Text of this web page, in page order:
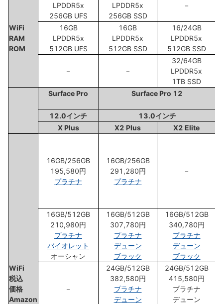
WiFi
RAM
ROM
LPDDR5x
256GB UFS
LPDDR5x
256GB SSD
－
16GB
LPDDR5x
512GB UFS
16GB
LPDDR5x
512GB SSD
16/24GB
LPDDR5x
512GB SSD
－ －
32/64GB
LPDDR5x
1TB SSD
Surface Pro
Surface Pro 12
12.0インチ
13.0インチ
X Plus
X2 Plus X2 Elite
WiFi
税込
価格
Amazon
16GB/256GB
195,580円
プラチナ
16GB/256GB
291,280円
プラチナ
－
16GB/512GB
210,980円
プラチナ
バイオレット
オーシャン
16GB/512GB
307,780円
プラチナ
デューン
ブラック
16GB/512GB
340,780円
プラチナ
デューン
ブラック
－
24GB/512GB
382,580円
プラチナ
デューン
24GB/512GB
415,580円
プラチナ
デューン